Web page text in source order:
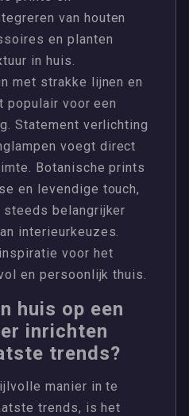
van houten
en planten
in huis.
met strakke lijnen en
populair voor een
Statement verlichting
voegt direct
Botanische prints
en levendige touch,
belangrijker
interieurkeuzes.
voor het
en persoonlijk thuis.
huis op een
inrichten
trends?
manier in te
trends, is het